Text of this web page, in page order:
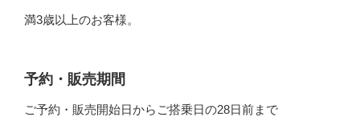
満3歳以上のお客様。
予約・販売期間
ご予約・販売開始日からご搭乗日の28日前まで